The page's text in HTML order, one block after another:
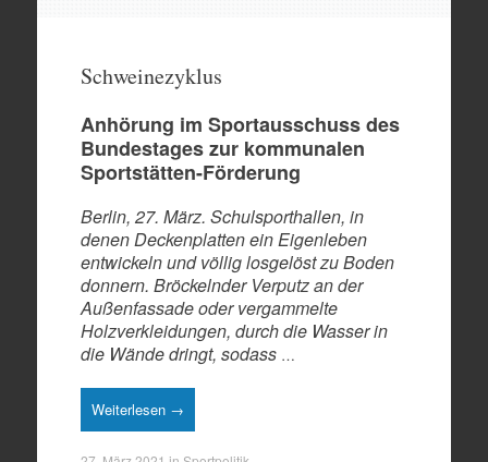
Schweinezyklus
Anhörung im Sportausschuss des
Bundestages zur kommunalen
Sportstätten-Förderung
Berlin, 27. März. Schulsporthallen, in
denen Deckenplatten ein Eigenleben
entwickeln und völlig losgelöst zu Boden
donnern. Bröckelnder Verputz an der
Außenfassade oder vergammelte
Holzverkleidungen, durch die Wasser in
die Wände dringt, sodass …
Weiterlesen →